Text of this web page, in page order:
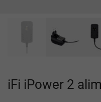
iFi iPower 2